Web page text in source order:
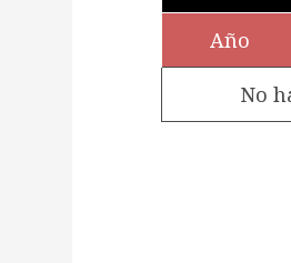
Año
No